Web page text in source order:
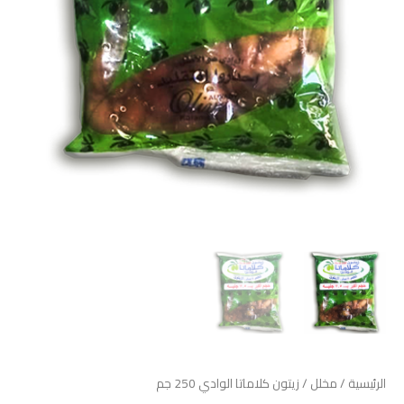
الرئيسية /مخلل / زيتون كلاماتا الوادي 250 جم